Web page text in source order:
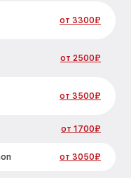
от 3300₽
от 2500₽
от 3500₽
от 1700₽
от 3050₽